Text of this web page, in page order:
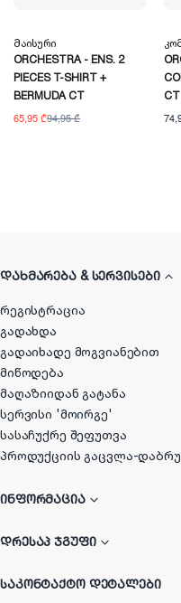
Მაისური
ORCHESTRA - ENS. 2
PIECES T-SHIRT +
BERMUDA CT
65,95 ₾94,95 ₾
ᲓᲐᲮᲛᲐᲠᲔᲑᲐ & ᲡᲔᲠᲕᲘᲡᲔᲑᲘ
რეგისტრაცია
გადახდა
გადაიხადე მოგვიანებით
მიწოდება
მაღაზიიდან გატანა
სერვისი 'მოირგე'
სასაჩუქრე შეფუთვა
პროდუქციის გაცვლა-
ᲘᲜᲤᲝᲠᲛᲐᲪᲘᲐ
ᲓᲠᲔᲡᲐᲞ ᲯᲒᲣᲤᲘ
ᲡᲐᲙᲝᲜᲢᲐᲥᲢᲝ ᲓᲔᲢᲐᲚᲔᲑᲘ